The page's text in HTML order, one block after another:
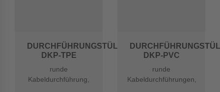
DURCHFÜHRUNGSTÜLLEN
DKP-TPE
runde
Kabeldurchführung,
DKP-PVC
runde
Kabeldurchführungen,